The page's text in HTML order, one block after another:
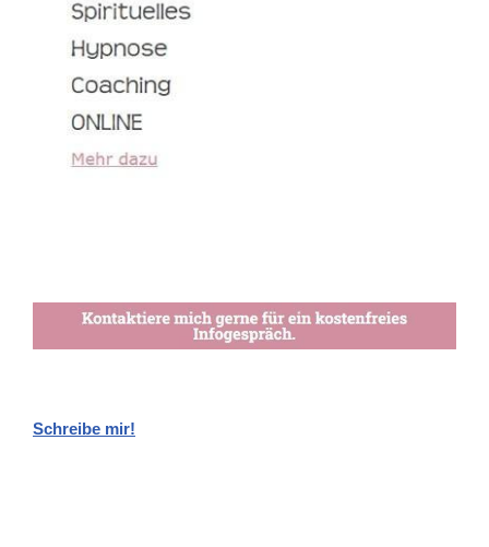
Schreibe mir!